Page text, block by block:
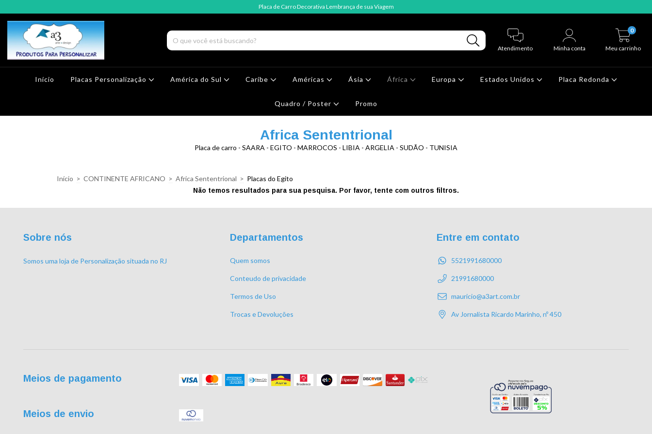
Placa de Carro Decorativa Lembrança de sua Viagem
Atendimento Minha conta Meu carrinho
0
Início Placas Personalização América do Sul Caríbe Américas Ásia África Europa Estados Unidos Placa Redonda
Quadro / Poster Promo
Africa Sententrional
Placa de carro - SAARA - EGITO - MARROCOS - LIBIA - ARGELIA - SUDÃO - TUNISIA
Início > CONTINENTE AFRICANO > Africa Sententrional > Placas do Egito
Não temos resultados para sua pesquisa. Por favor, tente com outros filtros.
Sobre nós
Somos uma loja de Personalização situada no RJ
Departamentos
Quem somos
Conteudo de privacidade
Termos de Uso
Trocas e Devoluções
Entre em contato
5521991680000
21991680000
mauricio@a3art.com.br
Av Jornalista Ricardo Marinho, nº 450
Meios de pagamento
Meios de envio